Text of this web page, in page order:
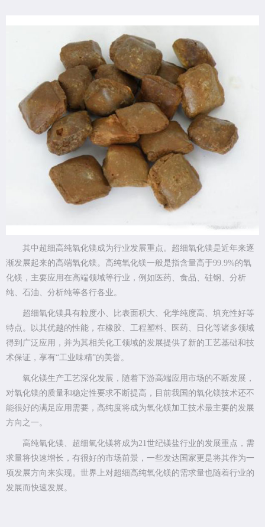
其中超细高纯氧化镁成为行业发展重点。超细氧化镁是近年来逐
渐发展起来的高端氧化镁。高纯氧化镁一般是指含量高于99.9%的氧
化镁，主要应用在高端领域等行业，例如医药、食品、硅钢、分析
纯、石油、分析纯等各行各业。
超细氧化镁具有粒度小、比表面积大、化学纯度高、填充性好等
特点。以其优越的性能，在橡胶、工程塑料、医药、日化等诸多领域
得到广泛应用，并为其相关化工领域的发展提供了新的工艺基础和技
术保证，享有“工业味精”的美誉。
氧化镁生产工艺深化发展，随着下游高端应用市场的不断发展，
对氧化镁的质量和稳定性要求不断提高，目前我国的氧化镁技术还不
能很好的满足应用需要，高纯度将成为氧化镁加工技术最主要的发展
方向之一。
高纯氧化镁、超细氧化镁将成为21世纪镁盐行业的发展重点，需
求量将快速增长，有很好的市场前景，一些发达国家更是将其作为一
项发展方向来实现。世界上对超细高纯氧化镁的需求量也随着行业的
发展而快速发展。